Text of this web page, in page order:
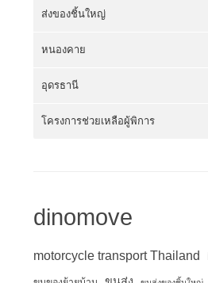
ส่งของชิ้นใหญ่
หนองคาย
อุดรธานี
โครงการช่วยเหลือผู้พิการ
dinomove
motorcycle transport Thailand